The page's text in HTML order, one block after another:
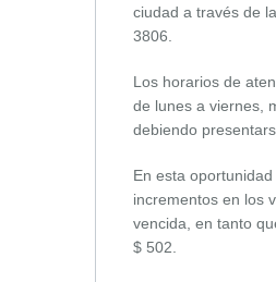
ciudad a través de
3806.
Los horarios de
de lunes a viernes,
debiendo
En esta
incrementos en los
vencida, en tanto
$ 502.